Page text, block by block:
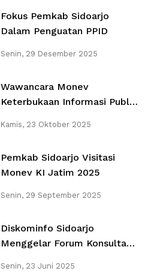
Fokus Pemkab Sidoarjo
Dalam Penguatan PPID
Senin, 29 Desember 2025
Wawancara Monev
Keterbukaan Informasi Publik
Kamis, 23 Oktober 2025
Pemkab Sidoarjo Visitasi
Monev KI Jatim 2025
Senin, 29 September 2025
Diskominfo Sidoarjo
Menggelar Forum Konsultasi
Daerah Rancangan Awal
Senin, 23 Juni 2025